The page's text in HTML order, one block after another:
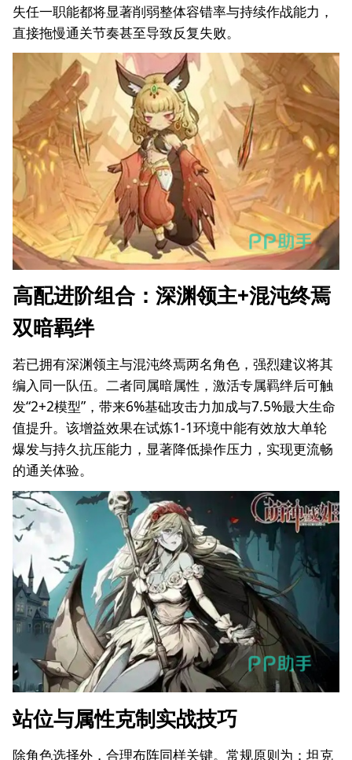
失任一职能都将显著削弱整体容错率与持续作战能力，
直接拖慢通关节奏甚至导致反复失败。
高配进阶组合：深渊领主+混沌终焉
双暗羁绊
若已拥有深渊领主与混沌终焉两名角色，强烈建议将其
编入同一队伍。二者同属暗属性，激活专属羁绊后可触
发“2+2模型”，带来6%基础攻击力加成与7.5%最大生命
值提升。该增益效果在试炼1-1环境中能有效放大单轮
爆发与持久抗压能力，显著降低操作压力，实现更流畅
的通关体验。
站位与属性克制实战技巧
除角色选择外，合理布阵同样关键。常规原则为：坦克